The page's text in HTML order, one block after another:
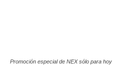
Promoción especial de NEX sólo para